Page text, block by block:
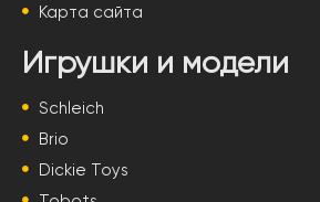
Карта сайта
Игрушки и модели
Schleich
Brio
Dickie Toys